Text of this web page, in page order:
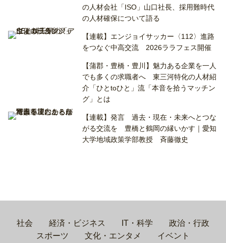
の人材会社「ISO」山口社長、採用難時代
の人材確保について語る
【連載】エンジョイサッカー〈112〉進路
をつなぐ中高交流 2026ララフェス開催
【蒲郡・豊橋・豊川】魅力ある企業を一人
でも多くの求職者へ 東三河特化の人材紹
介「ひとtoひと」流「本音を拾うマッチン
グ」とは
【連載】発言 過去・現在・未来へとつな
がる交流を 豊橋と鶴岡の縁いかす｜愛知
大学地域政策学部教授 斉藤徹史
社会 経済・ビジネス IT・科学
政治・行政
スポーツ
文化・エンタメ
イベント